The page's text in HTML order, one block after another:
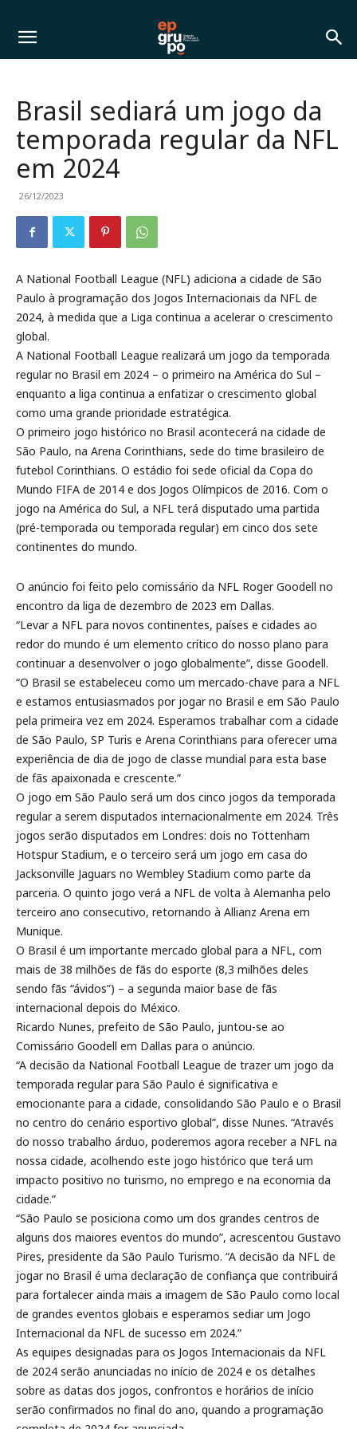
Brasil sediará um jogo da
temporada regular da NFL
em 2024
26/12/2023
A National Football League (NFL) adiciona a cidade de São
Paulo à programação dos Jogos Internacionais da NFL de
2024, à medida que a Liga continua a acelerar o crescimento
global.
A National Football League realizará um jogo da temporada
regular no Brasil em 2024 – o primeiro na América do Sul –
enquanto a liga continua a enfatizar o crescimento global
como uma grande prioridade estratégica.
O primeiro jogo histórico no Brasil acontecerá na cidade de
São Paulo, na Arena Corinthians, sede do time brasileiro de
futebol Corinthians. O estádio foi sede oficial da Copa do
Mundo FIFA de 2014 e dos Jogos Olímpicos de 2016. Com o
jogo na América do Sul, a NFL terá disputado uma partida
(pré-temporada ou temporada regular) em cinco dos sete
continentes do mundo.
O anúncio foi feito pelo comissário da NFL Roger Goodell no
encontro da liga de dezembro de 2023 em Dallas.
“Levar a NFL para novos continentes, países e cidades ao
redor do mundo é um elemento crítico do nosso plano para
continuar a desenvolver o jogo globalmente”, disse Goodell.
“O Brasil se estabeleceu como um mercado-chave para a NFL
e estamos entusiasmados por jogar no Brasil e em São Paulo
pela primeira vez em 2024. Esperamos trabalhar com a cidade
de São Paulo, SP Turis e Arena Corinthians para oferecer uma
experiência de dia de jogo de classe mundial para esta base
de fãs apaixonada e crescente.”
O jogo em São Paulo será um dos cinco jogos da temporada
regular a serem disputados internacionalmente em 2024. Três
jogos serão disputados em Londres: dois no Tottenham
Hotspur Stadium, e o terceiro será um jogo em casa do
Jacksonville Jaguars no Wembley Stadium como parte da
parceria. O quinto jogo verá a NFL de volta à Alemanha pelo
terceiro ano consecutivo, retornando à Allianz Arena em
Munique.
O Brasil é um importante mercado global para a NFL, com
mais de 38 milhões de fãs do esporte (8,3 milhões deles
sendo fãs “ávidos”) – a segunda maior base de fãs
internacional depois do México.
Ricardo Nunes, prefeito de São Paulo, juntou-se ao
Comissário Goodell em Dallas para o anúncio.
“A decisão da National Football League de trazer um jogo da
temporada regular para São Paulo é significativa e
emocionante para a cidade, consolidando São Paulo e o Brasil
no centro do cenário esportivo global”, disse Nunes. “Através
do nosso trabalho árduo, poderemos agora receber a NFL na
nossa cidade, acolhendo este jogo histórico que terá um
impacto positivo no turismo, no emprego e na economia da
cidade.”
“São Paulo se posiciona como um dos grandes centros de
alguns dos maiores eventos do mundo”, acrescentou Gustavo
Pires, presidente da São Paulo Turismo. “A decisão da NFL de
jogar no Brasil é uma declaração de confiança que contribuirá
para fortalecer ainda mais a imagem de São Paulo como local
de grandes eventos globais e esperamos sediar um Jogo
Internacional da NFL de sucesso em 2024.”
As equipes designadas para os Jogos Internacionais da NFL
de 2024 serão anunciadas no início de 2024 e os detalhes
sobre as datas dos jogos, confrontos e horários de início
serão confirmados no final do ano, quando a programação